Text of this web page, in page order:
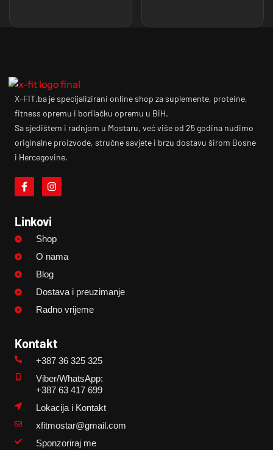
X-FIT.ba je specijalizirani online shop za suplemente, proteine,
fitness opremu i borilačku opremu u BiH.
Sa sjedištem i radnjom u Mostaru, već više od 25 godina nudimo
originalne proizvode, stručne savjete i brzu dostavu širom Bosne
i Hercegovine.
Linkovi
Shop
O nama
Blog
Dostava i preuzimanje
Radno vrijeme
Kontakt
+387 36 325 325
Viber/WhatsApp:
+387 63 417 699
Lokacija i Kontakt
xfitmostar@gmail.com
Sponzoriraj me